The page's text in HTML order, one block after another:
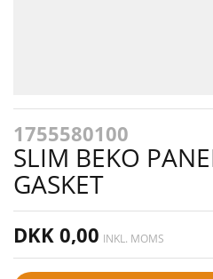
1755580100
SLIM BEKO
GASKET
DKK 0,00 INKL. MOMS